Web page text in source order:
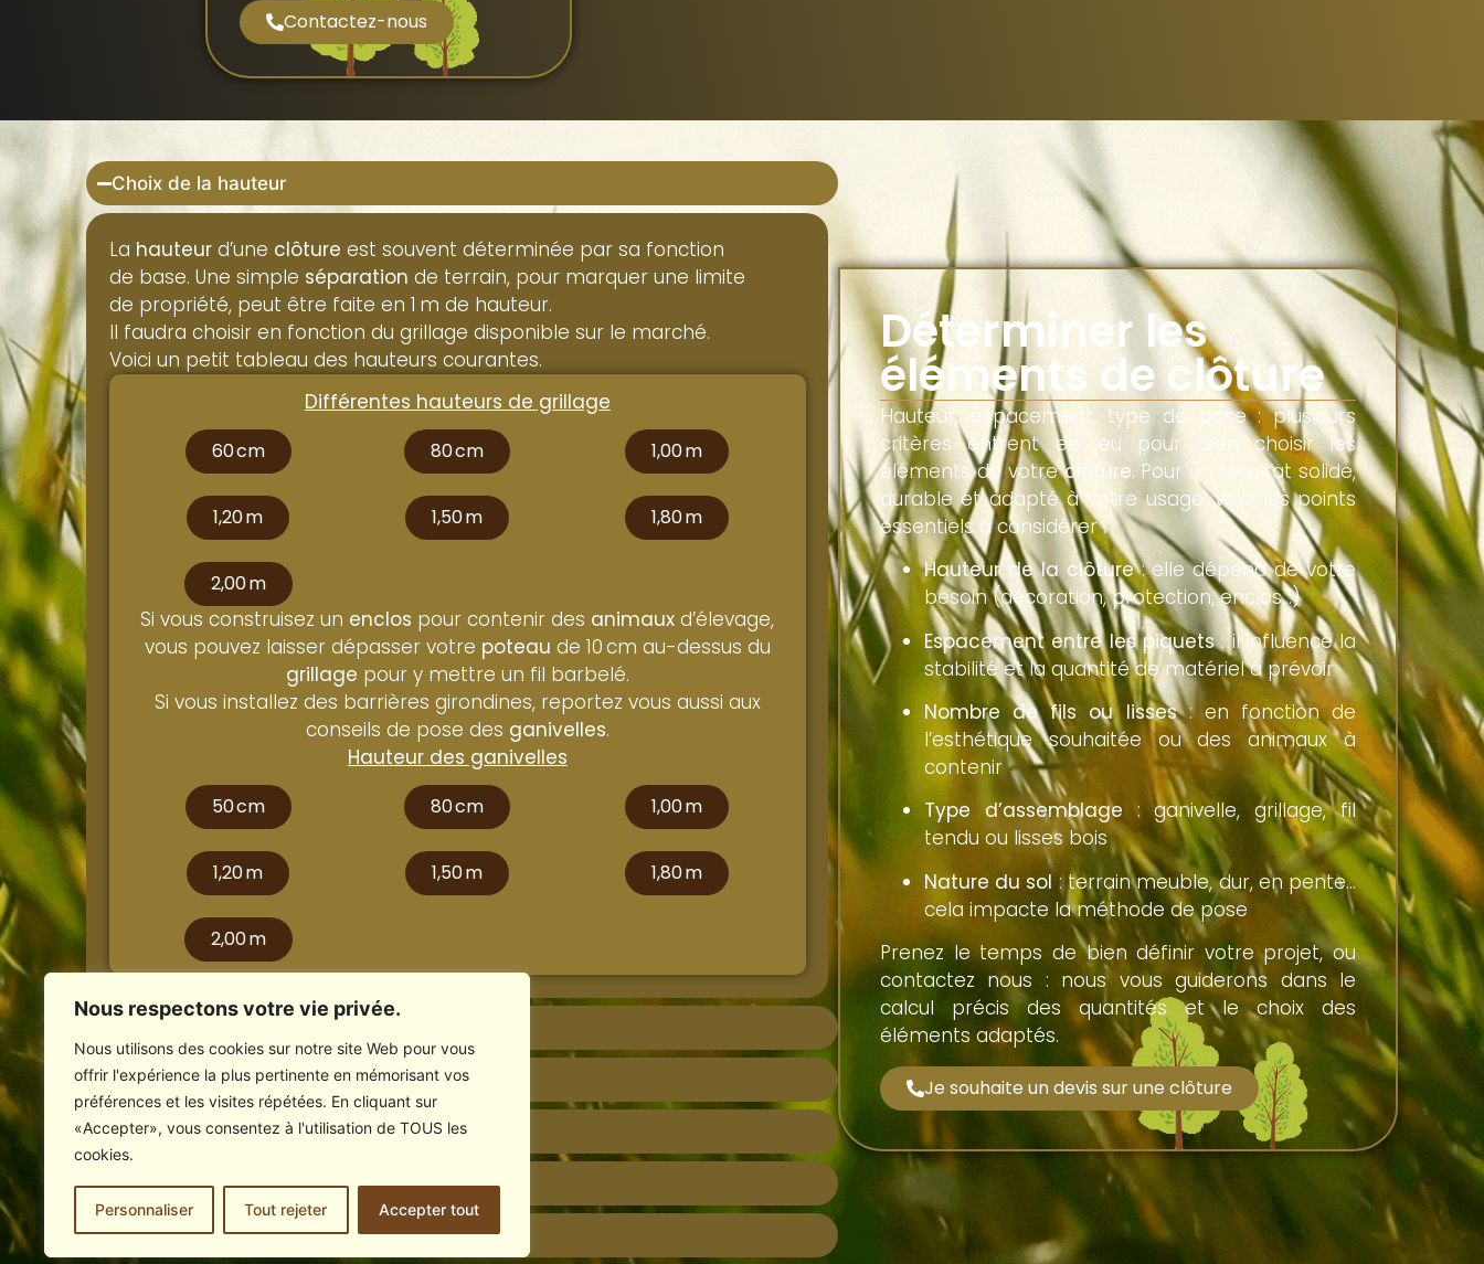
Nous respectons votre vie privée.
Nous utilisons des cookies sur notre site Web pour vous
offrir l'expérience la plus pertinente en mémorisant vos
préférences et les visites répétées. En cliquant sur
«Accepter», vous consentez à l'utilisation de TOUS les
cookies.
Personnaliser Tout rejeter Accepter tout
Contactez-nous
Déterminer les
éléments de clôture
Hauteur, espacement, type de pose : plusieurs
critères entrent en jeu pour bien choisir les
éléments de votreclôture. Pour un résultat solide,
durable et adapté à votre usage, voici les points
essentiels à considérer :
Hauteur de la clôture: elle dépend de votre
besoin (décoration, protection, enclos…)
Espacement entre les piquets: il influence la
stabilité et la quantité de matériel à prévoir
Nombre de fils ou lisses: en fonction de
l’esthétique souhaitée ou des animaux à
contenir
Type d’assemblage : ganivelle, grillage, fil
tendu ou lisses bois
Nature du sol: terrain meuble, dur, en pente…
cela impacte la méthode de pose
Prenez le temps de bien définir votre projet, ou
contactez nous : nous vous guiderons dans le
calcul précis des quantités et le choix des
éléments adaptés.
Je souhaite un devis sur une clôture
Choix de la hauteur
La hauteurd’une clôture est souvent déterminée par sa fonction
de base. Une simple séparation de terrain, pour marquer une limite
de propriété, peut être faite en 1 m de hauteur.
Il faudra choisir en fonction du grillage disponible sur le marché.
Voici un petit tableau des hauteurs courantes.
Différentes hauteurs de grillage
60 cm 80 cm 1,00 m
1,20 m 1,50 m 1,80 m
2,00 m
Si vous construisez un enclos pour contenir des animaux d’élevage,
vous pouvez laisser dépasser votre poteau de 10 cm au-dessus du
grillage pour y mettre un fil barbelé.
Si vous installez des barrières girondines, reportez vous aussi aux
conseils de pose des ganivelles.
Hauteur des ganivelles
50 cm 80 cm 1,00 m
1,20 m 1,50 m 1,80 m
2,00 m
Calcul de la hauteur totale d'un piquet
Espacement entre les piquets
Jambes de force
Exemple pour une clôture séparative
Largeur des passages ou entrées